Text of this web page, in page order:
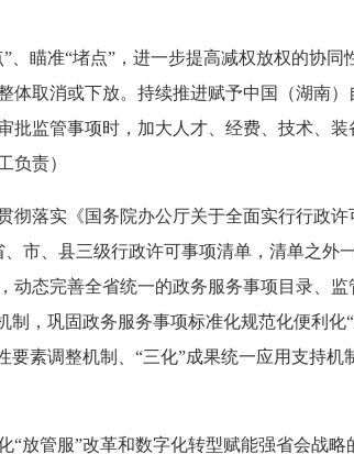
瞄准“堵点”，进一步提高减权放权的协同
体取消或下放。持续推进赋予中国（湖南
批监管事项时，加大人才、经费、技术、
负责）
落实《国务院办公厅关于全面实行行政许
市、县三级行政许可事项清单，清单之外
动态完善全省统一的政务服务事项目录、
制，巩固政务服务事项标准化规范化便利化
要素调整机制、“三化”成果统一应用支持机
管服”改革和数字化转型赋能强省会战略